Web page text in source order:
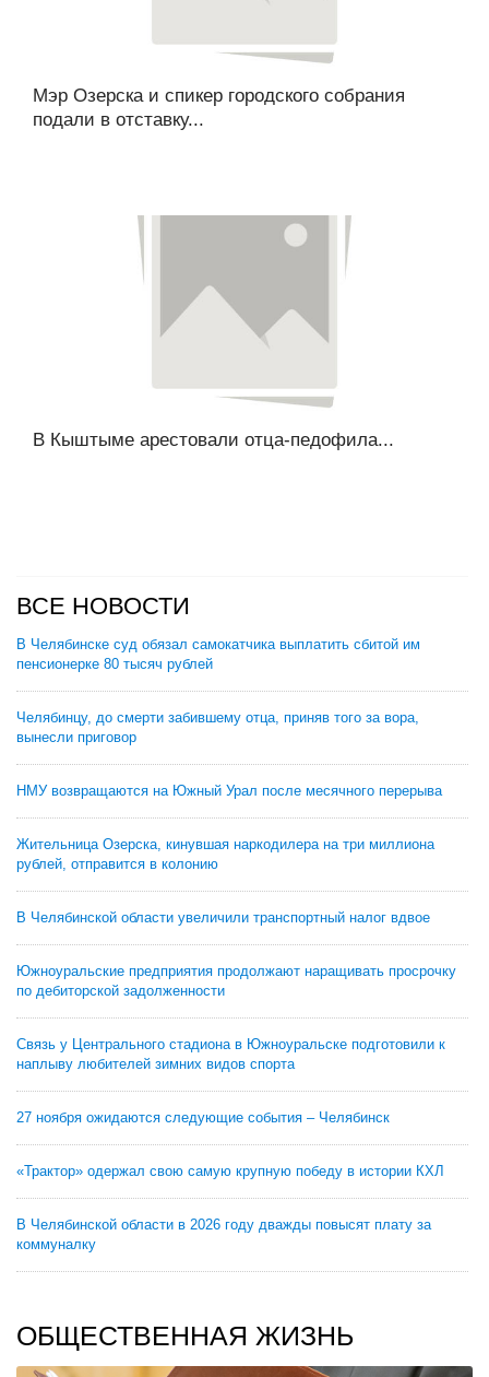
Мэр Озерска и спикер городского собрания
подали в отставку...
В Кыштыме арестовали отца-педофила...
ВСЕ НОВОСТИ
В Челябинске суд обязал самокатчика выплатить сбитой им
пенсионерке 80 тысяч рублей
Челябинцу, до смерти забившему отца, приняв того за вора,
вынесли приговор
НМУ возвращаются на Южный Урал после месячного перерыва
Жительница Озерска, кинувшая наркодилера на три миллиона
рублей, отправится в колонию
В Челябинской области увеличили транспортный налог вдвое
Южноуральские предприятия продолжают наращивать просрочку
по дебиторской задолженности
Связь у Центрального стадиона в Южноуральске подготовили к
наплыву любителей зимних видов спорта
27 ноября ожидаются следующие события – Челябинск
«Трактор» одержал свою самую крупную победу в истории КХЛ
В Челябинской области в 2026 году дважды повысят плату за
коммуналку
ОБЩЕСТВЕННАЯ ЖИЗНЬ